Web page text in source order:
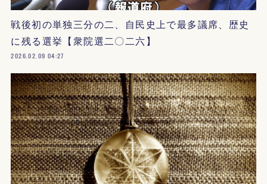
戦後初の単独三分の二、自民史上で最多議席、歴史
に残る選挙【衆院選二〇二六】
2026.02.09 04:27